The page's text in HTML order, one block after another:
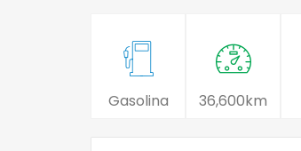
Gasolina 36,600km